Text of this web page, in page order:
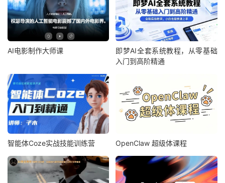
AI电影制作大师课
即梦AI全套系统教程，从零基础
入门到高阶精通
智能体Coze实战技能训练营 OpenClaw 超级体课程